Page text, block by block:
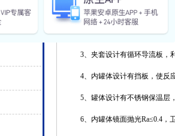
1、可实现在线CIP\SIP
2、焊缝抛光打磨平整、采用喇
3、夹套设计有循环导流板，
4、内罐体设计有挡板，使反
5、罐体设计有不锈钢保温层，
6、内罐体镜面抛光Ra≤0.4，